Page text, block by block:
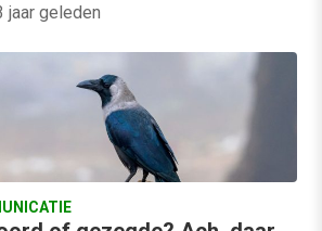
jaar geleden